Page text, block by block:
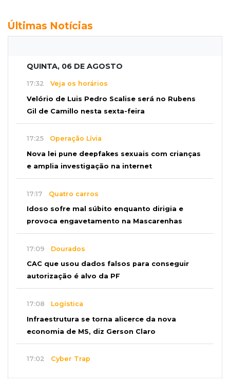
Últimas Notícias
QUINTA, 06 DE AGOSTO
17:32 Veja os horários
Velório de Luis Pedro Scalise será no Rubens
Gil de Camillo nesta sexta-feira
17:25 Operação Lívia
Nova lei pune deepfakes sexuais com crianças
e amplia investigação na internet
17:17 Quatro carros
Idoso sofre mal súbito enquanto dirigia e
provoca engavetamento na Mascarenhas
17:09 Dourados
CAC que usou dados falsos para conseguir
autorização é alvo da PF
17:08 Logística
Infraestrutura se torna alicerce da nova
economia de MS, diz Gerson Claro
17:02 Cyber Trap